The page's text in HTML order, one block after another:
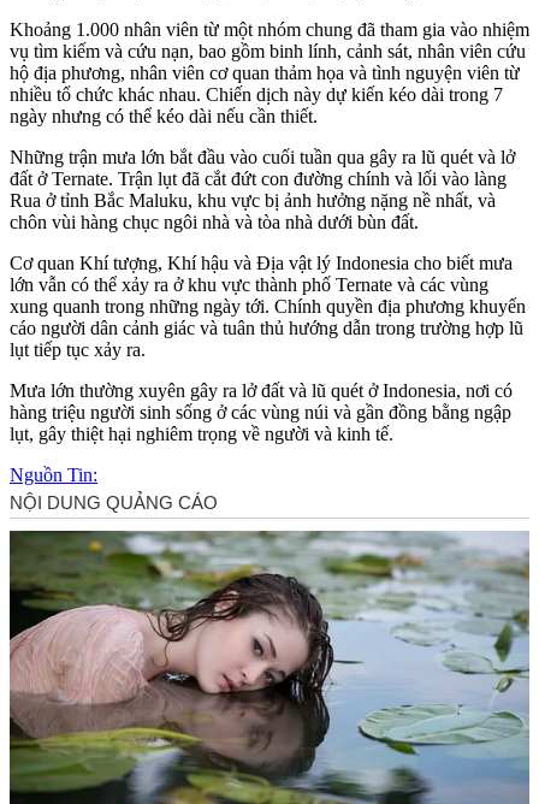
Khoảng 1.000 nhân viên từ một nhóm chung đã tham gia vào nhiệm
vụ tìm kiếm và cứu nạn, bao gồm binh lính, cảnh sát, nhân viên cứu
hộ địa phương, nhân viên cơ quan thảm họa và tình nguyện viên từ
nhiều tổ chức khác nhau. Chiến dịch này dự kiến kéo dài trong 7
ngày nhưng có thể kéo dài nếu cần thiết.
Những trận mưa lớn bắt đầu vào cuối tuần qua gây ra lũ quét và lở
đất ở Ternate. Trận lụt đã cắt đứt con đường chính và lối vào làng
Rua ở tỉnh Bắc Maluku, khu vực bị ảnh hưởng nặng nề nhất, và
chôn vùi hàng chục ngôi nhà và tòa nhà dưới bùn đất.
Cơ quan Khí tượng, Khí hậu và Địa vật lý Indonesia cho biết mưa
lớn vẫn có thể xảy ra ở khu vực thành phố Ternate và các vùng
xung quanh trong những ngày tới. Chính quyền địa phương khuyến
cáo người dân cảnh giác và tuân thủ hướng dẫn trong trường hợp lũ
lụt tiếp tục xảy ra.
Mưa lớn thường xuyên gây ra lở đất và lũ quét ở Indonesia, nơi có
hàng triệu người sinh sống ở các vùng núi và gần đồng bằng ngập
lụt, gây thiệt hại nghiêm trọng về người và kinh tế.
Nguồn Tin: